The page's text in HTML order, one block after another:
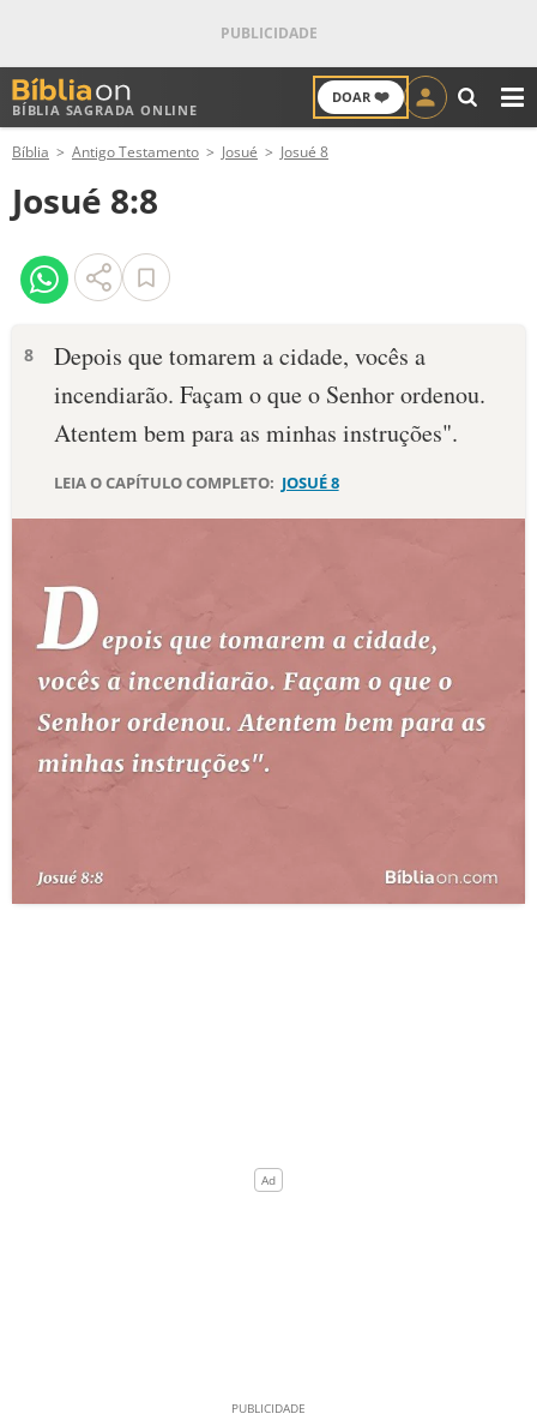
BÍBLIA SAGRADA ONLINE
DOAR ❤️
ANTIGO TESTAMENTO
NOVO TESTAMENTO
VERSÍCULOS
PALAVRA DO DIA
DEVOCIONAL DIÁRIO
10 MANDAMENTOS
ESTUDOS BÍBLICOS
TEMAS
TERMO BÍBLICO
Bíblia Antigo Testamento Josué Josué 8
Josué 8:8
8
Depois que tomarem a cidade, vocês a
incendiarão. Façam o que o Senhor ordenou.
Atentem bem para as minhas instruções".
LEIA O CAPÍTULO COMPLETO: JOSUÉ 8